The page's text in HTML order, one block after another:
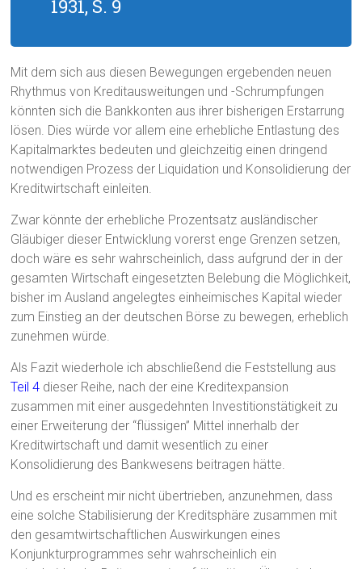
1931, S. 9
Mit dem sich aus diesen Bewegungen ergebenden neuen
Rhythmus von Kreditausweitungen und -Schrumpfungen
könnten sich die Bankkonten aus ihrer bisherigen Erstarrung
lösen. Dies würde vor allem eine erhebliche Entlastung des
Kapitalmarktes bedeuten und gleichzeitig einen dringend
notwendigen Prozess der Liquidation und Konsolidierung der
Kreditwirtschaft einleiten.
Zwar könnte der erhebliche Prozentsatz ausländischer
Gläubiger dieser Entwicklung vorerst enge Grenzen setzen,
doch wäre es sehr wahrscheinlich, dass aufgrund der in der
gesamten Wirtschaft eingesetzten Belebung die Möglichkeit,
bisher im Ausland angelegtes einheimisches Kapital wieder
zum Einstieg an der deutschen Börse zu bewegen, erheblich
zunehmen würde.
Als Fazit wiederhole ich abschließend die Feststellung aus
Teil 4 dieser Reihe, nach der eine Kreditexpansion
zusammen mit einer ausgedehnten Investitionstätigkeit zu
einer Erweiterung der “flüssigen” Mittel innerhalb der
Kreditwirtschaft und damit wesentlich zu einer
Konsolidierung des Bankwesens beitragen hätte.
Und es erscheint mir nicht übertrieben, anzunehmen, dass
eine solche Stabilisierung der Kreditsphäre zusammen mit
den gesamtwirtschaftlichen Auswirkungen eines
Konjunkturprogrammes sehr wahrscheinlich ein